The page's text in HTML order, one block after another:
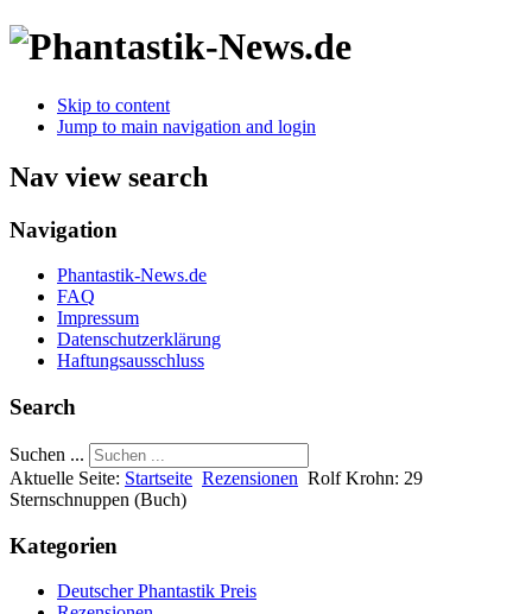
Skip to content
Jump to main navigation and login
Nav view search
Navigation
Phantastik-News.de
FAQ
Impressum
Datenschutzerklärung
Haftungsausschluss
Search
Suchen ...
Aktuelle Seite: Startseite Rezensionen Rolf Krohn: 29
Sternschnuppen (Buch)
Kategorien
Deutscher Phantastik Preis